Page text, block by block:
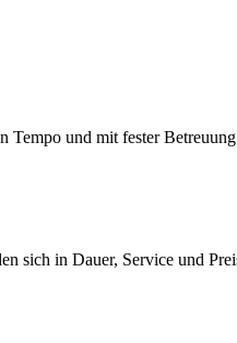
Tempo und mit fester
sich in Dauer, Service und